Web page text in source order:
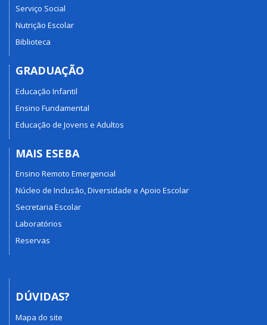
Serviço Social
Nutrição Escolar
Biblioteca
GRADUAÇÃO
Educação Infantil
Ensino Fundamental
Educação de Jovens e Adultos
MAIS ESEBA
Ensino Remoto Emergencial
Núcleo de Inclusão, Diversidade e Apoio Escolar
Secretaria Escolar
Laboratórios
Reservas
DÚVIDAS?
Mapa do site